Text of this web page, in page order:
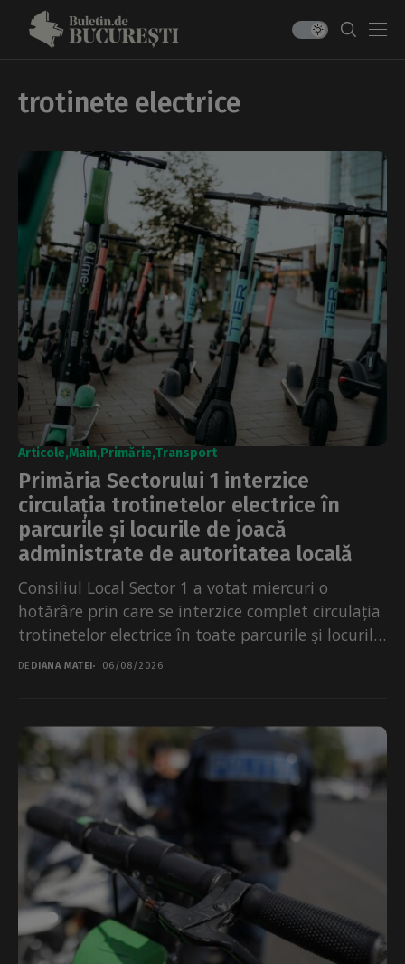
trotinete electrice
Articole Main Primărie Transport
Primăria Sectorului 1 interzice
circulația trotinetelor electrice în
parcurile și locurile de joacă
administrate de autoritatea locală
Consiliul Local Sector 1 a votat miercuri o
hotărâre prin care se interzice complet circulația
trotinetelor electrice în toate parcurile și locurile
de...
DE DIANA MATEI 06/08/2026